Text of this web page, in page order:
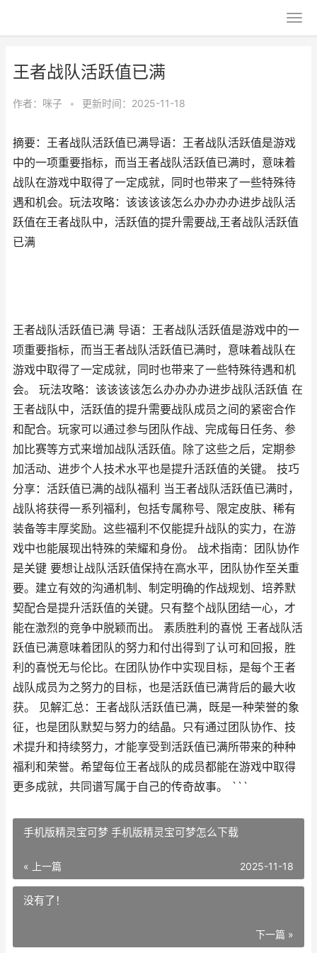
王者战队活跃值已满
作者： 咪子 • 更新时间：2025-11-18
摘要：王者战队活跃值已满导语：王者战队活跃值是游戏
中的一项重要指标，而当王者战队活跃值已满时，意味着
战队在游戏中取得了一定成就，同时也带来了一些特殊待
遇和机会。玩法攻略：该该该该怎么办办办办进步战队活
跃值在王者战队中，活跃值的提升需要战,王者战队活跃值
已满
王者战队活跃值已满 导语：王者战队活跃值是游戏中的一
项重要指标，而当王者战队活跃值已满时，意味着战队在
游戏中取得了一定成就，同时也带来了一些特殊待遇和机
会。 玩法攻略：该该该该怎么办办办办进步战队活跃值 在
王者战队中，活跃值的提升需要战队成员之间的紧密合作
和配合。玩家可以通过参与团队作战、完成每日任务、参
加比赛等方式来增加战队活跃值。除了这些之后，定期参
加活动、进步个人技术水平也是提升活跃值的关键。 技巧
分享：活跃值已满的战队福利 当王者战队活跃值已满时，
战队将获得一系列福利，包括专属称号、限定皮肤、稀有
装备等丰厚奖励。这些福利不仅能提升战队的实力，在游
戏中也能展现出特殊的荣耀和身份。 战术指南：团队协作
是关键 要想让战队活跃值保持在高水平，团队协作至关重
要。建立有效的沟通机制、制定明确的作战规划、培养默
契配合是提升活跃值的关键。只有整个战队团结一心，才
能在激烈的竞争中脱颖而出。 素质胜利的喜悦 王者战队活
跃值已满意味着团队的努力和付出得到了认可和回报，胜
利的喜悦无与伦比。在团队协作中实现目标，是每个王者
战队成员为之努力的目标，也是活跃值已满背后的最大收
获。 见解汇总：王者战队活跃值已满，既是一种荣誉的象
征，也是团队默契与努力的结晶。只有通过团队协作、技
术提升和持续努力，才能享受到活跃值已满所带来的种种
福利和荣誉。希望每位王者战队的成员都能在游戏中取得
更多成就，共同谱写属于自己的传奇故事。 ```
手机版精灵宝可梦 手机版精灵宝可梦怎么下载
« 上一篇 2025-11-18
没有了！
下一篇 »